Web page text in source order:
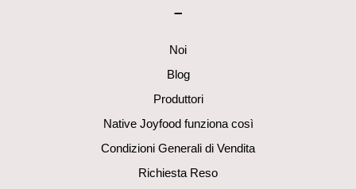
–
Noi
Blog
Produttori
Native Joyfood funziona così
Condizioni Generali di Vendita
Richiesta Reso